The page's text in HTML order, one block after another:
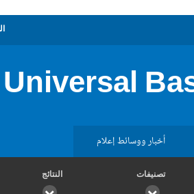
Universal
أخبار ووسائط إعلام
تصنيفات النتائج